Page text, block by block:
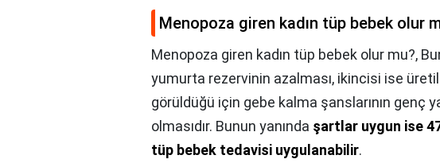
Menopoza giren kadın tüp bebek olur
Menopoza giren kadın tüp bebek olur mu?,
yumurta rezervinin azalması, ikincisi ise
görüldüğü için gebe kalma şanslarının genç
olmasıdır. Bunun yanında şartlar uygun ise
tüp bebek tedavisi uygulanabilir.